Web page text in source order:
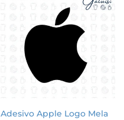
Adesivo Apple Logo Mela